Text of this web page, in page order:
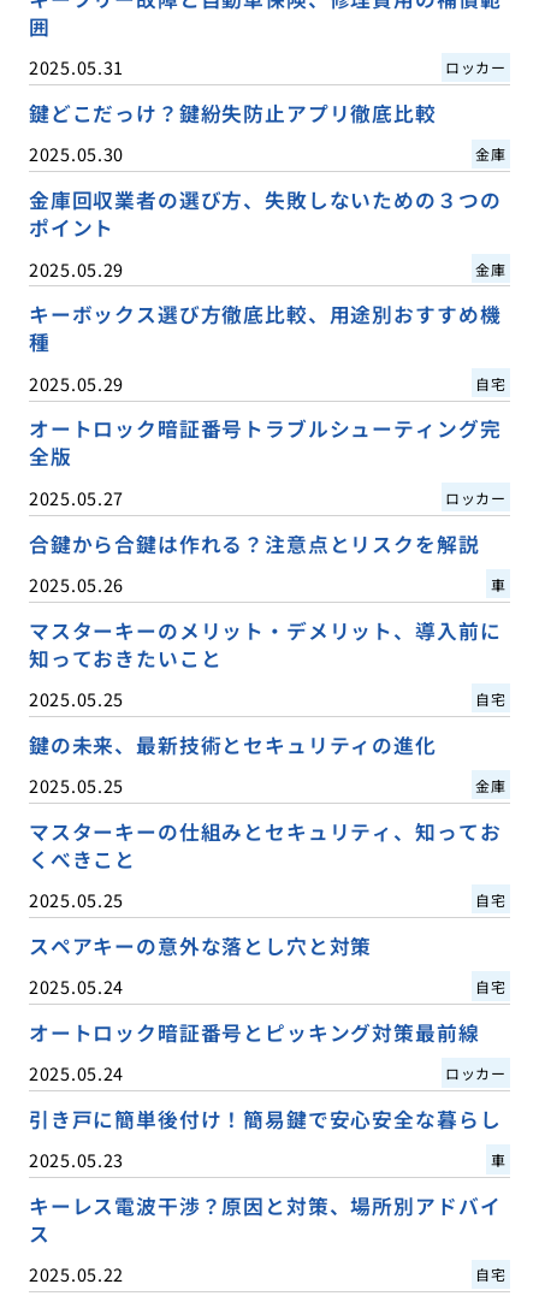
囲
2025.05.31 ロッカー
鍵どこだっけ？鍵紛失防止アプリ徹底比較
2025.05.30 金庫
金庫回収業者の選び方、失敗しないための３つの
ポイント
2025.05.29 金庫
キーボックス選び方徹底比較、用途別おすすめ機
種
2025.05.29 自宅
オートロック暗証番号トラブルシューティング完
全版
2025.05.27 ロッカー
合鍵から合鍵は作れる？注意点とリスクを解説
2025.05.26 車
マスターキーのメリット・デメリット、導入前に
知っておきたいこと
2025.05.25 自宅
鍵の未来、最新技術とセキュリティの進化
2025.05.25 金庫
マスターキーの仕組みとセキュリティ、知ってお
くべきこと
2025.05.25 自宅
スペアキーの意外な落とし穴と対策
2025.05.24 自宅
オートロック暗証番号とピッキング対策最前線
2025.05.24 ロッカー
引き戸に簡単後付け！簡易鍵で安心安全な暮らし
2025.05.23 車
キーレス電波干渉？原因と対策、場所別アドバイ
ス
2025.05.22 自宅